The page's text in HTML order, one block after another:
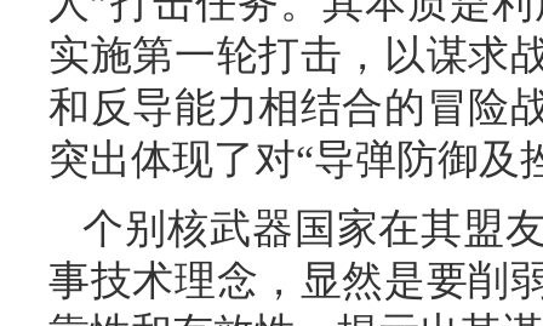
实施第一轮打击，以谋求
和反导能力相结合的冒险
突出体现了对“导弹防御及
个别核武器国家在其盟
事技术理念，显然是要削